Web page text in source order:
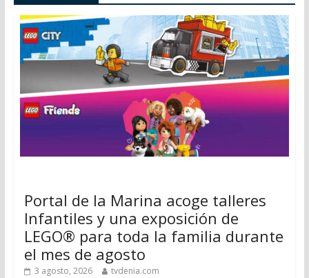
Portal de la Marina acoge talleres
Infantiles y una exposición de
LEGO® para toda la familia durante
el mes de agosto
3 agosto, 2026 tvdenia.com